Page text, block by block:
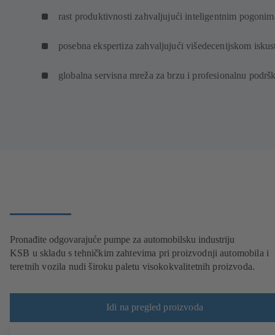
rast produktivnosti zahvaljujući inteligentnim
posebna ekspertiza zahvaljujući višedecenijskom
globalna servisna mreža za brzu i profesionalnu
Pronađite odgovarajuće pumpe za automobilsku industriju
KSB u skladu s tehničkim zahtevima pri proizvodnji automobila i
teretnih vozila nudi široku paletu visokokvalitetnih proizvoda.
Idi na pregled proizvoda